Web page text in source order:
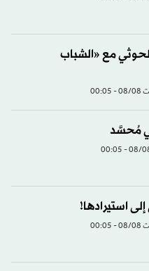
مع «الشباب
مُحسَّد
استيرادها!